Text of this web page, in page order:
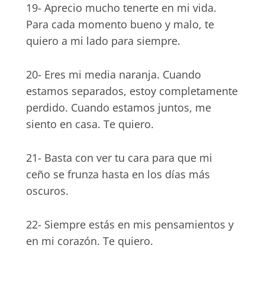
19- Aprecio mucho tenerte en mi vida.
Para cada momento bueno y malo, te
quiero a mi lado para siempre.
20- Eres mi media naranja. Cuando
estamos separados, estoy completamente
perdido. Cuando estamos juntos, me
siento en casa. Te quiero.
21- Basta con ver tu cara para que mi
ceño se frunza hasta en los días más
oscuros.
22- Siempre estás en mis pensamientos y
en mi corazón. Te quiero.